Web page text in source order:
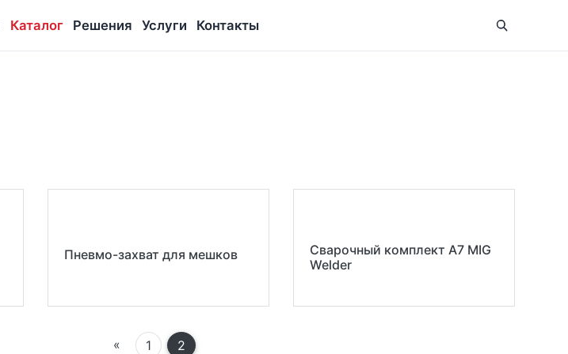
Каталог Решения Услуги Контакты
Пневмо-захват для мешков
Сварочный комплект A7 MIG
Welder
«Prev 1
2